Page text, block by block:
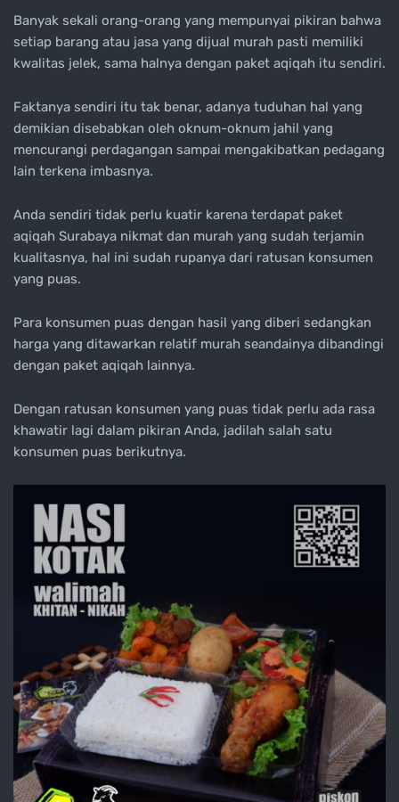
Banyak sekali orang-orang yang mempunyai pikiran bahwa
setiap barang atau jasa yang dijual murah pasti memiliki
kwalitas jelek, sama halnya dengan paket aqiqah itu sendiri.
Faktanya sendiri itu tak benar, adanya tuduhan hal yang
demikian disebabkan oleh oknum-oknum jahil yang
mencurangi perdagangan sampai mengakibatkan pedagang
lain terkena imbasnya.
Anda sendiri tidak perlu kuatir karena terdapat paket
aqiqah Surabaya nikmat dan murah yang sudah terjamin
kualitasnya, hal ini sudah rupanya dari ratusan konsumen
yang puas.
Para konsumen puas dengan hasil yang diberi sedangkan
harga yang ditawarkan relatif murah seandainya dibandingi
dengan paket aqiqah lainnya.
Dengan ratusan konsumen yang puas tidak perlu ada rasa
khawatir lagi dalam pikiran Anda, jadilah salah satu
konsumen puas berikutnya.